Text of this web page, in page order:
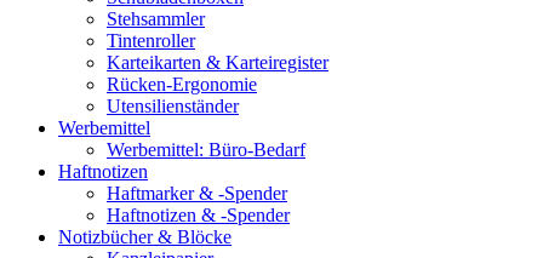
Stehsammler
Tintenroller
Karteikarten & Karteiregister
Rücken-Ergonomie
Utensilienständer
Werbemittel
Werbemittel: Büro-Bedarf
Haftnotizen
Haftmarker & -Spender
Haftnotizen & -Spender
Notizbücher & Blöcke